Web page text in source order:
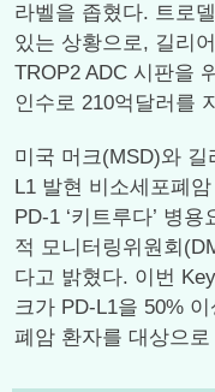
라벨을 좁혔다. 트로
있는 상황으로, 길리
TROP2 ADC 시판을
인수로 210억달러를
미국 머크(MSD)와
L1 발현 비소세포폐
PD-1 ‘키트루다’ 병
적 모니터링위원회
다고 밝혔다. 이번
크가 PD-L1을 50%
폐암 환자를 대상으